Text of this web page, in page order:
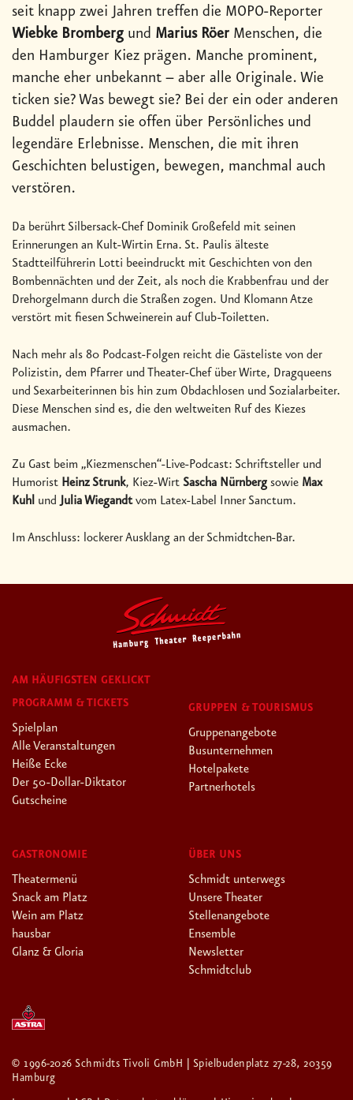
seit knapp zwei Jahren treffen die MOPO-Reporter
Wiebke Bromberg und Marius Röer Menschen, die
den Hamburger Kiez prägen. Manche prominent,
manche eher unbekannt – aber alle Originale. Wie
ticken sie? Was bewegt sie? Bei der ein oder anderen
Buddel plaudern sie offen über Persönliches und
legendäre Erlebnisse. Menschen, die mit ihren
Geschichten belustigen, bewegen, manchmal auch
verstören.
Da berührt Silbersack-Chef Dominik Großefeld mit seinen
Erinnerungen an Kult-Wirtin Erna. St. Paulis älteste
Stadtteilführerin Lotti beeindruckt mit Geschichten von den
Bombennächten und der Zeit, als noch die Krabbenfrau und der
Drehorgelmann durch die Straßen zogen. Und Klomann Atze
verstört mit fiesen Schweinerein auf Club-Toiletten.
Nach mehr als 80 Podcast-Folgen reicht die Gästeliste von der
Polizistin, dem Pfarrer und Theater-Chef über Wirte, Dragqueens
und Sexarbeiterinnen bis hin zum Obdachlosen und Sozialarbeiter.
Diese Menschen sind es, die den weltweiten Ruf des Kiezes
ausmachen.
Zu Gast beim „Kiezmenschen“-Live-Podcast: Schriftsteller und
Humorist Heinz Strunk, Kiez-Wirt Sascha Nürnberg sowie Max
Kuhl und Julia Wiegandtvom Latex-Label Inner Sanctum.
Im Anschluss: lockerer Ausklang an der Schmidtchen-Bar.
AM HÄUFIGSTEN GEKLICKT
PROGRAMM & TICKETS
Spielplan
Alle Veranstaltungen
Heiße Ecke
Der 50-Dollar-Diktator
Gutscheine
GRUPPEN & TOURISMUS
Gruppenangebote
Busunternehmen
Hotelpakete
Partnerhotels
GASTRONOMIE
Theatermenü
Snack am Platz
Wein am Platz
hausbar
Glanz & Gloria
ÜBER UNS
Schmidt unterwegs
Unsere Theater
Stellenangebote
Ensemble
Newsletter
Schmidtclub
© 1996-2026 Schmidts Tivoli GmbH | Spielbudenplatz 27-28, 20359
Hamburg